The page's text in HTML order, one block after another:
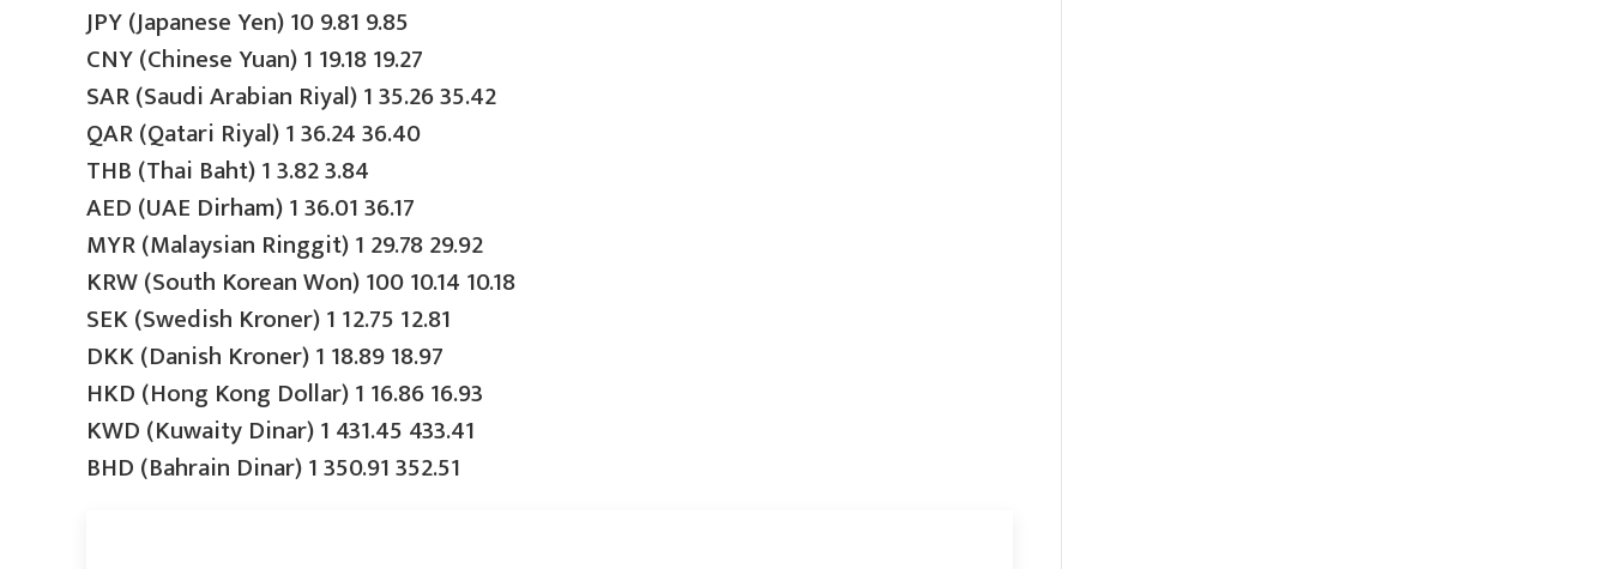
JPY (Japanese Yen) 10 9.81 9.85
CNY (Chinese Yuan) 1 19.18 19.27
SAR (Saudi Arabian Riyal) 1 35.26 35.42
QAR (Qatari Riyal) 1 36.24 36.40
THB (Thai Baht) 1 3.82 3.84
AED (UAE Dirham) 1 36.01 36.17
MYR (Malaysian Ringgit) 1 29.78 29.92
KRW (South Korean Won) 100 10.14 10.18
SEK (Swedish Kroner) 1 12.75 12.81
DKK (Danish Kroner) 1 18.89 18.97
HKD (Hong Kong Dollar) 1 16.86 16.93
KWD (Kuwaity Dinar) 1 431.45 433.41
BHD (Bahrain Dinar) 1 350.91 352.51